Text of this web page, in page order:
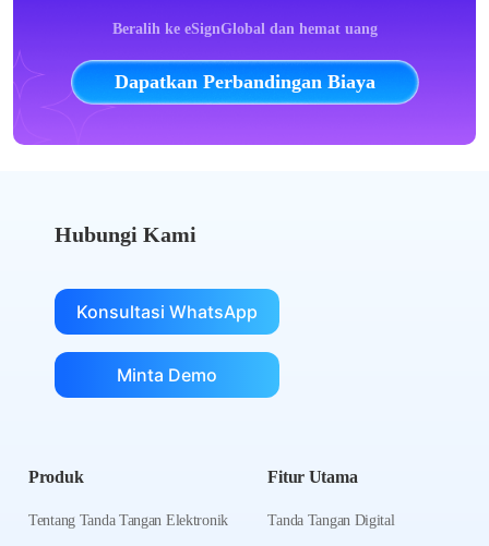
Beralih ke eSignGlobal dan hemat uang
Dapatkan Perbandingan Biaya
Hubungi Kami
Konsultasi WhatsApp
Minta Demo
Produk
Tentang Tanda Tangan Elektronik
Fitur Utama
Tanda Tangan Digital